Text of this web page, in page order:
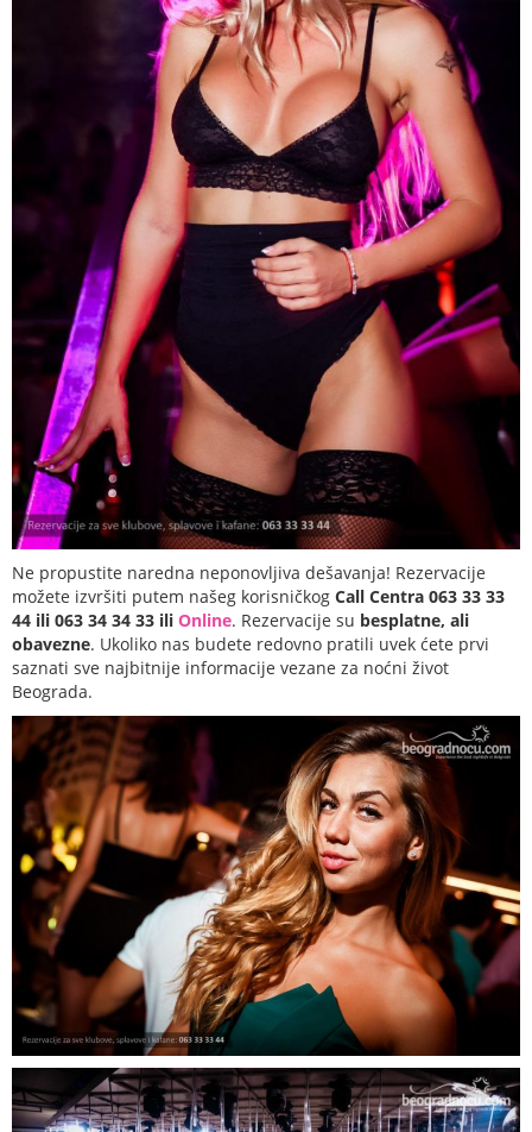
Ne propustite naredna neponovljiva dešavanja! Rezervacije
možete izvršiti putem našeg korisničkog Call Centra 063 33 33
44 ili 063 34 34 33 ili Online. Rezervacije su besplatne, ali
obavezne. Ukoliko nas budete redovno pratili uvek ćete prvi
saznati sve najbitnije informacije vezane za noćni život
Beograda.